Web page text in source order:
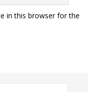
in this browser for the